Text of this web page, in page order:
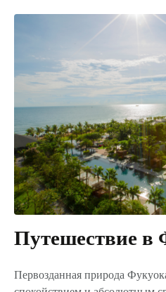
Путешествие в
Первозданная природа